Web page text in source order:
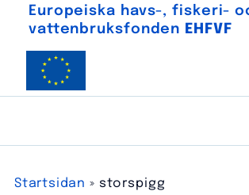
Europeiska havs-, fiskeri-
vatten­bruks­fonden
EHFVF
Startsidan » storspigg